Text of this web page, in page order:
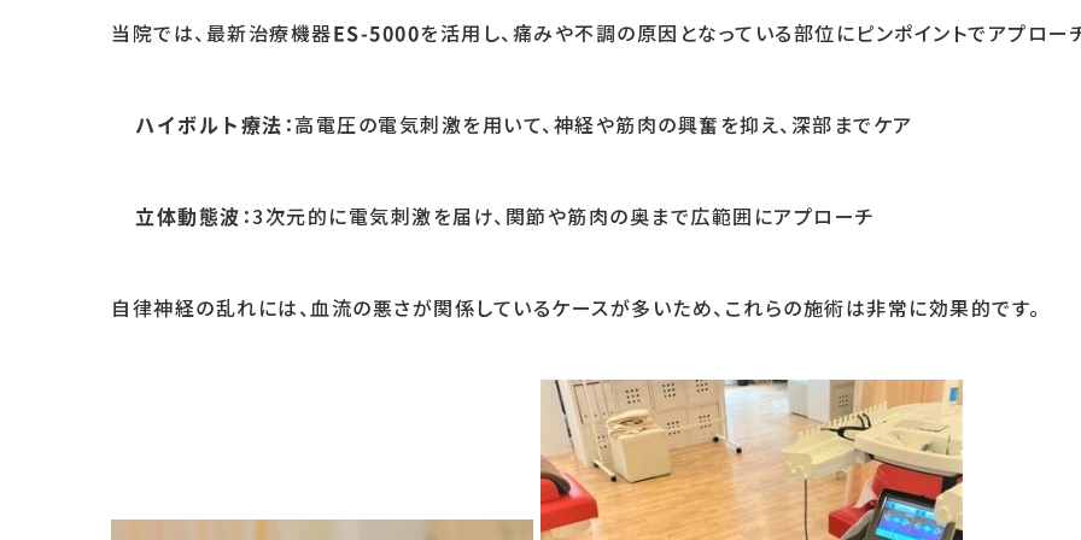
当院では、最新治療機器ES-5000を活用し、痛みや不調の原因となっている部位にピンポイントでアプロー
ハイボルト療法 ：高電圧の電気刺激を用いて、神経や筋肉の興奮を抑え、深部までケア
立体動態波 ：3次元的に電気刺激を届け、関節や筋肉の奥まで広範囲にアプローチ
自律神経の乱れには、血流の悪さが関係しているケースが多いため、これらの施術は非常に効果的です。